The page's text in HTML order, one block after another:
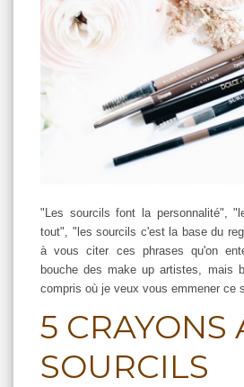
"Les sourcils font la personnalité",
tout", "les sourcils c'est la base du
à vous citer ces phrases qu'on
bouche des make up artistes, mais
compris où je veux vous emmener ce
5 CRAYONS
SOURCILS